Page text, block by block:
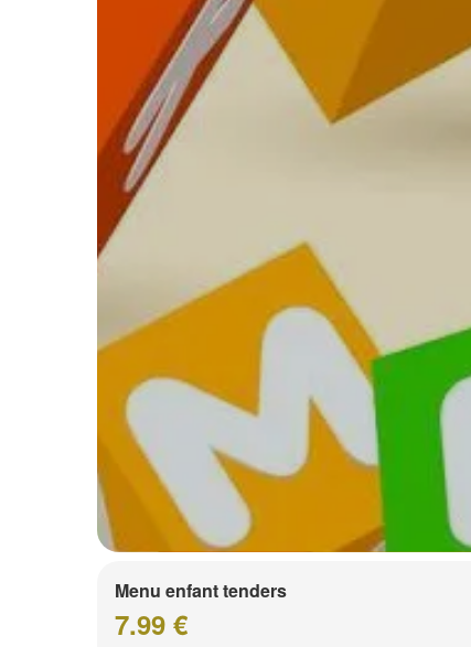
Menu enfant tenders
7.99 €